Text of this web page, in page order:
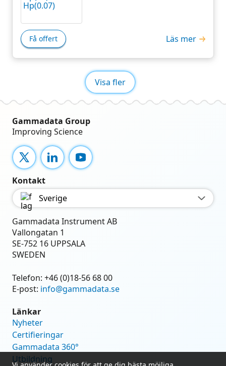
Få offert Läs mer
Visa fler
Gammadata Group
Improving Science
X LinkedInYouTube
Kontakt
Sverige
Gammadata Instrument AB
Vallongatan 1
SE-752 16 UPPSALA
SWEDEN
Telefon: +46 (0)18-56 68 00
E-post: info@gammadata.se
Länkar
Nyheter
Certifieringar
Gammadata 360°
Utbildning